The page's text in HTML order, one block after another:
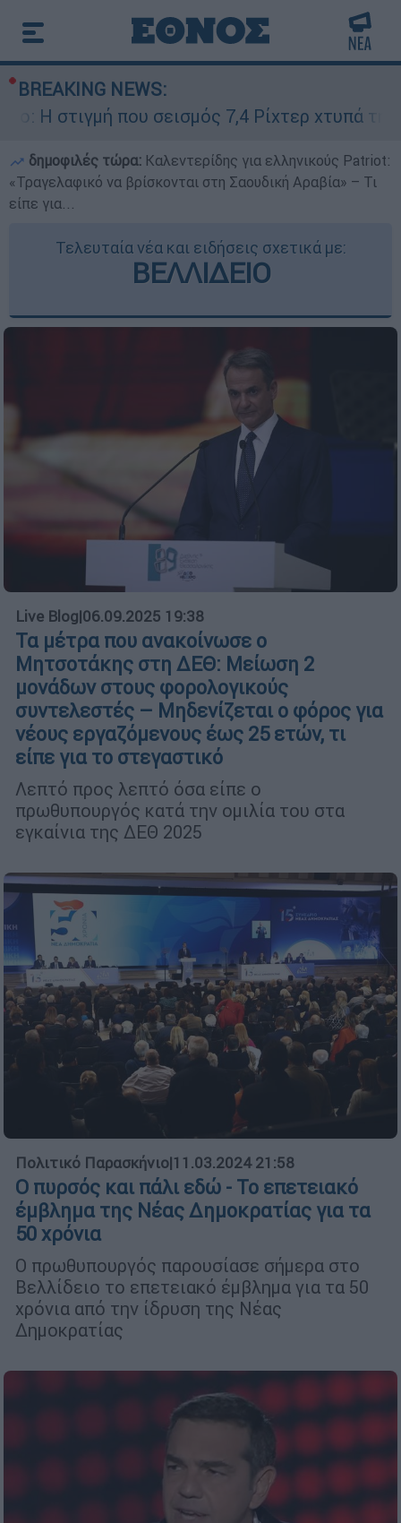
BREAKING NEWS:
που σεισμός 7,4 Ρίχτερ χτυπά την
δημοφιλές τώρα: Καλεντερίδης για ελληνικούς Patriot:
«Τραγελαφικό να βρίσκονται στη Σαουδική Αραβία» – Τι
είπε για...
Τελευταία νέα και ειδήσεις σχετικά με:
ΒΕΛΛΙΔΕΙΟ
Live Blog|06.09.2025 19:38
Τα μέτρα που ανακοίνωσε ο
Μητσοτάκης στη ΔΕΘ: Μείωση 2
μονάδων στους φορολογικούς
συντελεστές – Μηδενίζεται ο φόρος για
νέους εργαζόμενους έως 25 ετών, τι
είπε για το στεγαστικό
Λεπτό προς λεπτό όσα είπε ο
πρωθυπουργός κατά την ομιλία του στα
εγκαίνια της ΔΕΘ 2025
Πολιτικό Παρασκήνιο|11.03.2024 21:58
Ο πυρσός και πάλι εδώ - Το επετειακό
έμβλημα της Νέας Δημοκρατίας για τα
50 χρόνια
Ο πρωθυπουργός παρουσίασε σήμερα στο
Βελλίδειο το επετειακό έμβλημα για τα 50
χρόνια από την ίδρυση της Νέας
Δημοκρατίας